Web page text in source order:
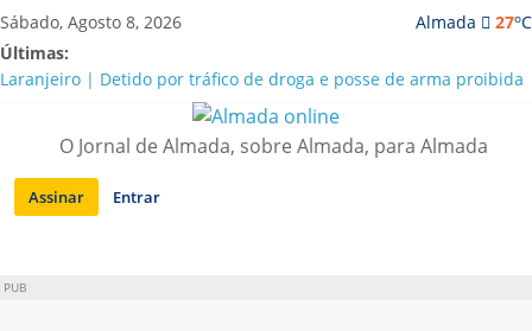
Saltar
para
conteúdo
Almada 27oC
Sábado, Agosto 8, 2026
Últimas:
Laranjeiro | Detido por tráfico de droga e posse de arma proibida
A “crise” da água em Almada: ilações e ensinamentos necessários
Costa da Caparica | Polícia Marítima e ASAE detectam
irregularidades em habitações e restaurantes
APA diz que falta de água em Almada “foi um problema de má
O Jornal de Almada, sobre Almada, para Almada
Assinar Entrar
PUB